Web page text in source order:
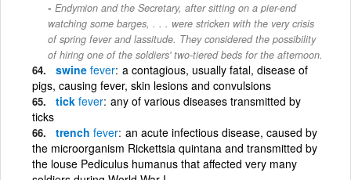
Endymion and the Secretary, after sitting on a pier-end
watching some barges, . . . were stricken with the very crisis
of spring fever and lassitude. They considered the possibility
of hiring one of the soldiers' two-tiered beds for the afternoon.
swine fever a contagious, usually fatal, disease of
pigs, causing fever, skin lesions and convulsions
tick fever any of various diseases transmitted by
ticks
trench fever an acute infectious disease, caused by
the microorganism Rickettsia quintana and transmitted by
the louse Pediculus humanus that affected very many